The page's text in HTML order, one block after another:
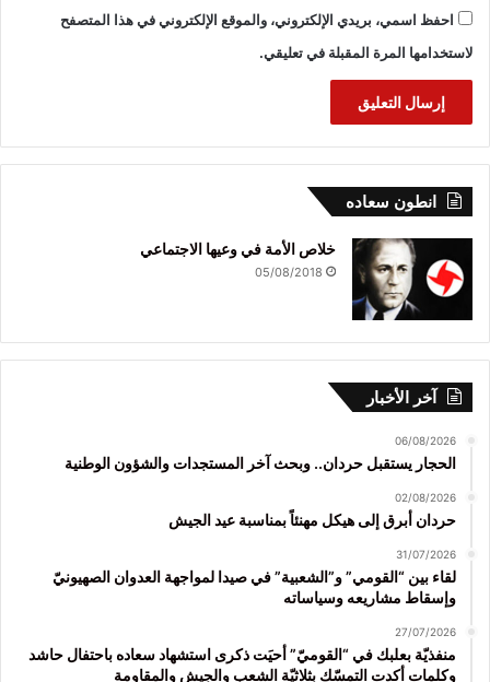
احفظ اسمي، بريدي الإلكتروني، والموقع الإلكتروني في هذا المتصفح
لاستخدامها المرة المقبلة في تعليقي.
انطون سعاده
خلاص الأمة في وعيها الاجتماعي
05/08/2018
آخر الأخبار
06/08/2026
الحجار يستقبل حردان.. وبحث آخر المستجدات والشؤون الوطنية
02/08/2026
حردان أبرق إلى هيكل مهنئاً بمناسبة عيد الجيش
31/07/2026
لقاء بين “القومي” و”الشعبية” في صيدا لمواجهة العدوان الصهيونيّ
وإسقاط مشاريعه وسياساته
27/07/2026
منفذيّة بعلبك في “القوميّ” أحيَت ذكرى استشهاد سعاده باحتفال حاشد
وكلمات أكدت التمسّك بثلاثيّة الشعب والجيش والمقاومة